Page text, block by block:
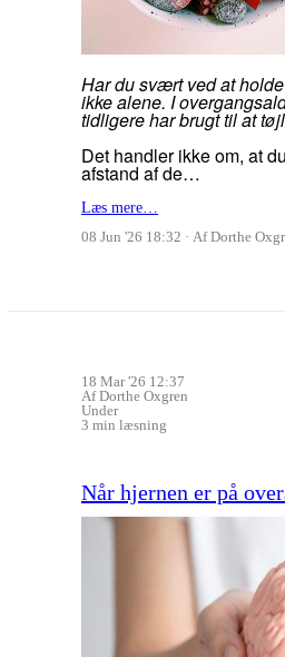
Har du svært ved at
ikke alene. I
tidligere har brugt til at
Det handler ikke om, at
afstand af de…
Læs mere…
08 Jun '26 18:32
Af Dorthe
18 Mar '26 12:37
Af Dorthe Oxgren
Under
3 min læsning
Når hjernen er på